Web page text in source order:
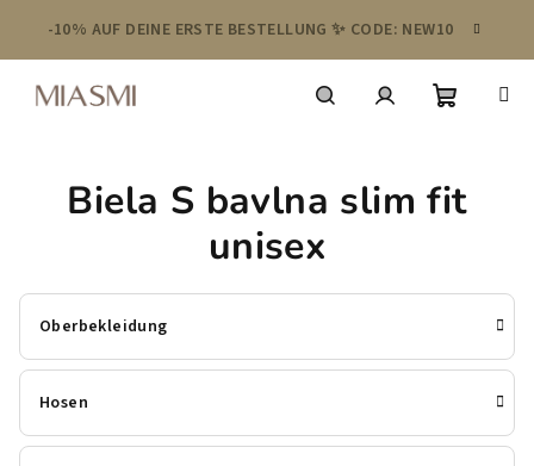
springen
-10% AUF DEINE ERSTE BESTELLUNG ✨ CODE: NEW10
Biela S bavlna slim fit
unisex
Oberbekleidung
Hosen